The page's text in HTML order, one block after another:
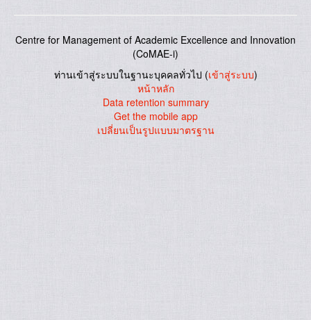
Centre for Management of Academic Excellence and Innovation
(CoMAE-i)
ท่านเข้าสู่ระบบในฐานะบุคคลทั่วไป (เข้าสู่ระบบ)
หน้าหลัก
Data retention summary
Get the mobile app
เปลี่ยนเป็นรูปแบบมาตรฐาน